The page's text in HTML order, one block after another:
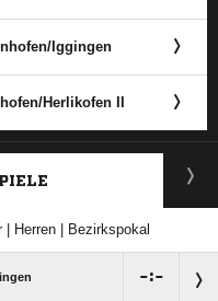
​Iggingen
​Herlikofen II
Herren | Bezirkspokal
: